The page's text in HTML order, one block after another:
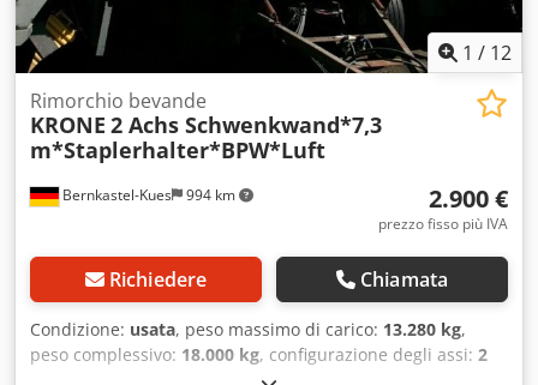
1 / 12
Bernkastel-Kues 994 km
Rimorchio bevande
KRONE 2 Achs Schwenkwand*7,3
m*Staplerhalter*BPW*Luft
2.900 €
prezzo fisso più IVA
Richiedere Chiamata
Condizione: usata, peso massimo di carico: 13.280 kg,
peso complessivo: 18.000 kg, configurazione degli assi: 2
, prima immatricolazione:10/2008